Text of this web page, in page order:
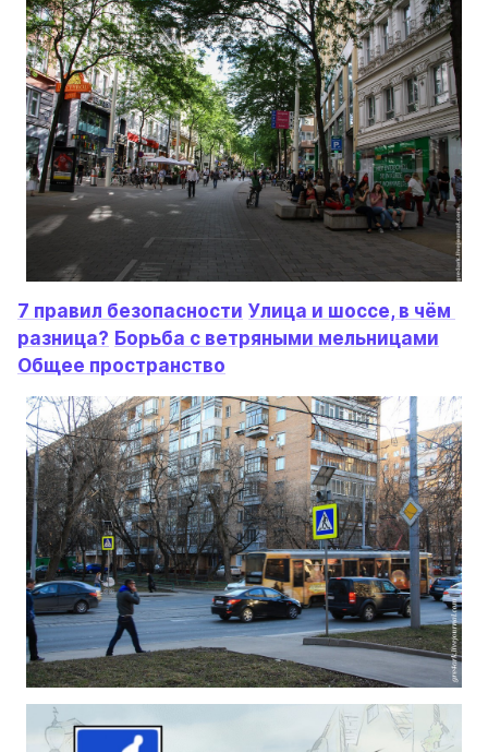
7 правил безопасности Улица и шоссе, в чём
разница? Борьба с ветряными мельницами
Общее пространство